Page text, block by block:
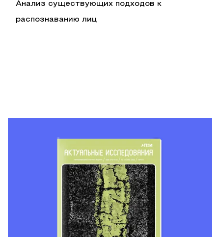
Анализ существующих подходов к
распознаванию лиц